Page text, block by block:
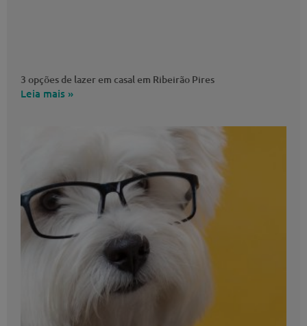
3 opções de lazer em casal em Ribeirão Pires
Leia mais »